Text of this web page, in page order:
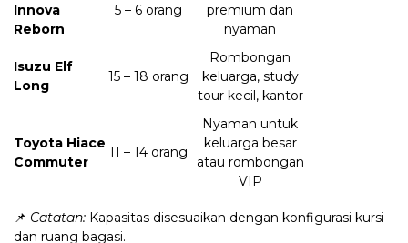
Innova
Reborn
5 – 6 orang
premium dan
nyaman
Isuzu Elf
Long
15 – 18 orang
Rombongan
keluarga, study
tour kecil, kantor
Toyota Hiace
Commuter
11 – 14 orang
Nyaman untuk
keluarga besar
atau rombongan
VIP
📌 Catatan: Kapasitas disesuaikan dengan konfigurasi kursi
dan ruang bagasi.